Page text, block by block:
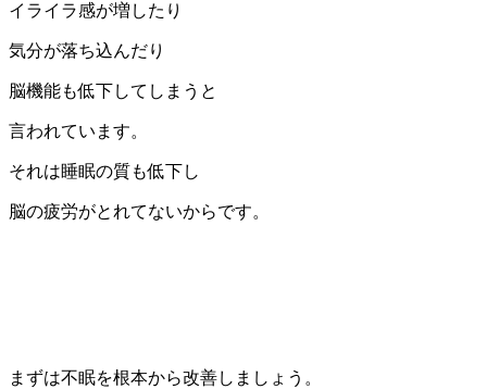
イライラ感が増したり
気分が落ち込んだり
脳機能も低下してしまうと
言われています。
それは睡眠の質も低下し
脳の疲労がとれてないからです。
まずは不眠を根本から改善しましょう。